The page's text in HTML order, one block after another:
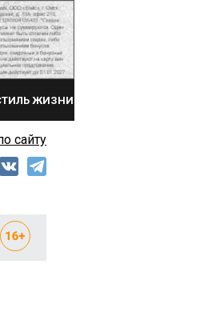
ЖИЗНИ
сайту